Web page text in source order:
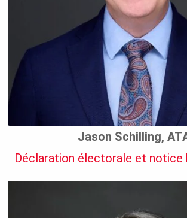
Jason Schilling,
Déclaration électorale et notice